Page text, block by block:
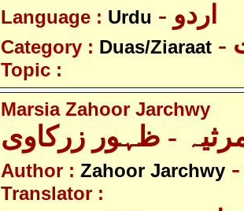
Language : Urdu - اردو
Category : Duas/Ziaraat
Topic :
Marsia Zahoor Jarchwy
Author : Zahoor Jarchwy
Translator :